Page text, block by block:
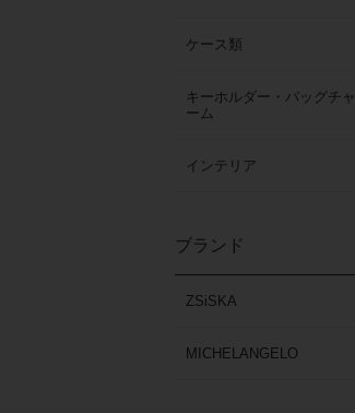
ケース類
キーホルダー・バッグチャ
ーム
インテリア
ブランド
ZSiSKA
MICHELANGELO